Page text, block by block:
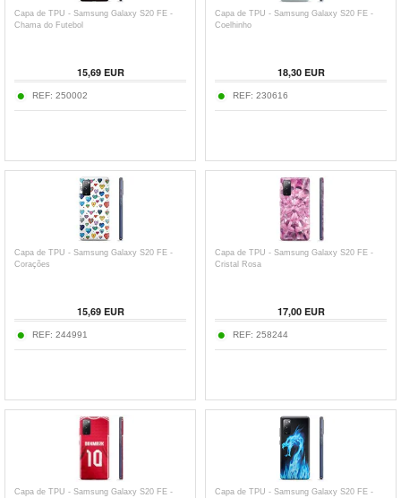
Capa de TPU - Samsung Galaxy S20 FE -
Chama do Futebol
15,69EUR
REF: 250002
Capa de TPU - Samsung Galaxy S20 FE -
Coelhinho
18,30EUR
REF: 230616
Capa de TPU - Samsung Galaxy S20 FE -
Corações
15,69EUR
REF: 244991
Capa de TPU - Samsung Galaxy S20 FE -
Cristal Rosa
17,00EUR
REF: 258244
Capa de TPU - Samsung Galaxy S20 FE -
Capa de TPU - Samsung Galaxy S20 FE -